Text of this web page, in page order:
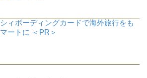
ィボーディングカードで海外旅行をも
ートに ＜PR＞